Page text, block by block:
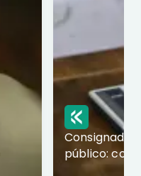
Consignado
público: